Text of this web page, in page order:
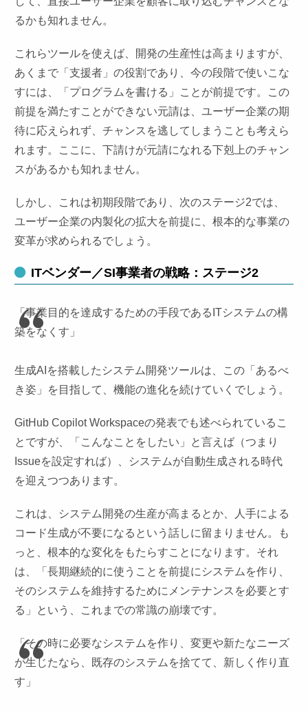
るかも知れません。
これらツールを使えば、開発の生産性は高まりますが、
あくまで「支援者」の役割であり、今の段階で使いこな
すには、「プログラムを書ける」ことが前提です。この
前提を満たすことができない元請は、ユーザー企業の期
待に応えられず、チャンスを逃してしまうことも考えら
れます。ここに、下請けが元請になれる下剋上のチャン
スがあるかも知れません。
しかし、これは初期段階であり、次のステージ2では、
ユーザー企業の内製化の拡大を前提に、根本的な事業の
変革が求められるでしょう。
ITベンダー／SI事業者の戦略：ステージ2
「事業目的を達成するための手段であるITシステムの構
築をなくす」
生成AIを搭載したシステム開発ツールは、この「あるべ
き姿」を目指して、機能の進化を続けていくでしょう。
GitHub Copilot Workspaceの発表でも述べられているこ
とですが、「こんなことをしたい」と言えば（つまり
Issueを設定すれば）、システムが自動生成される時代
を迎えつつあります。
これは、システム開発の生産が高まるとか、人手による
コード生成が不要になるという話しに留まりません。も
っと、根本的な変化をもたらすことになります。それ
は、「長期継続的に使うことを前提にシステムを作り、
そのシステムを維持するためにメンテナンスを必要とす
る」という、これまでの常識の崩壊です。
「その時に必要なシステムを作り、変更や新たなニーズ
が生じたなら、既存のシステムを捨てて、新しく作り直
す」